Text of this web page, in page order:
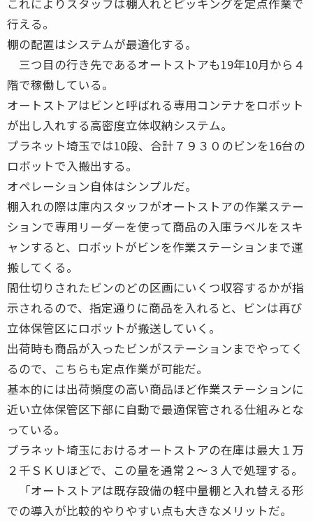
行える。
棚の配置はシステムが最適化する。
三つ目の行き先であるオートストアも19年10月から４
階で稼働している。
オートストアはビンと呼ばれる専用コンテナをロボット
が出し入れする高密度立体収納システム。
プラネット埼玉では10段、合計７９３０のビンを16台の
ロボットで入搬出する。
オペレーション自体はシンプルだ。
棚入れの際は庫内スタッフがオートストアの作業ステー
ションで専用リーダーを使って商品の入庫ラベルをスキ
ャンすると、ロボットがビンを作業ステーションまで運
搬してくる。
間仕切りされたビンのどの区画にいくつ収容するかが指
示されるので、指定通りに商品を入れると、ビンは再び
立体保管区にロボットが搬送していく。
出荷時も商品が入ったビンがステーションまでやってく
るので、こちらも定点作業が可能だ。
基本的には出荷頻度の高い商品ほど作業ステーションに
近い立体保管区下部に自動で最適保管される仕組みとな
っている。
プラネット埼玉におけるオートストアの在庫は最大１万
２千ＳＫＵほどで、この量を通常２〜３人で処理する。
「オートストアは既存設備の軽中量棚と入れ替える形
での導入が比較的やりやすい点も大きなメリットだ。